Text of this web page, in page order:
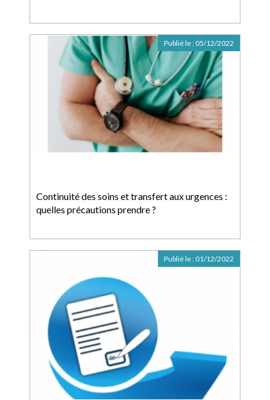
Continuité des soins et transfert aux urgences :
quelles précautions prendre ?
Publié le : 05/12/2022
Publié le : 01/12/2022